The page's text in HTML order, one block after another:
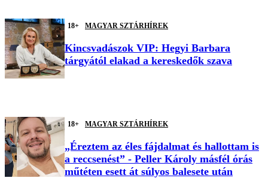
18+ MAGYAR SZTÁRHÍREK
Kincsvadászok VIP: Hegyi Barbara
tárgyától elakad a kereskedők szava
18+ MAGYAR SZTÁRHÍREK
„Éreztem az éles fájdalmat és hallottam is
a reccsenést” - Peller Károly másfél órás
műtéten esett át súlyos balesete után